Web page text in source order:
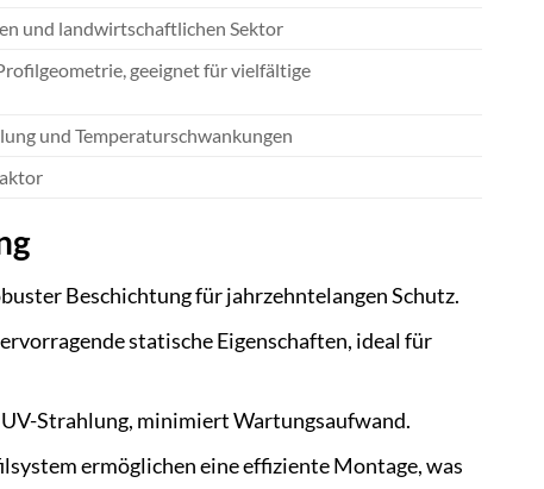
und landwirtschaftlichen Sektor
geeignet für vielfältige
und Temperaturschwankungen
Beschichtung für jahrzehntelangen Schutz.
statische Eigenschaften, ideal für
UV-Strahlung, minimiert Wartungsaufwand.
ermöglichen eine effiziente Montage, was